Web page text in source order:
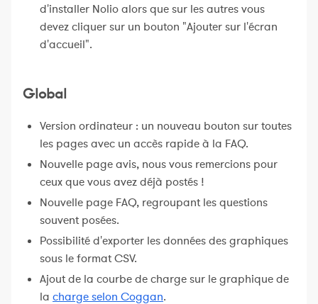
d'installer Nolio alors que sur les autres vous
devez cliquer sur un bouton "Ajouter sur l'écran
d'accueil".
Global
Version ordinateur : un nouveau bouton sur toutes
les pages avec un accès rapide à la FAQ.
Nouvelle page avis, nous vous remercions pour
ceux que vous avez déjà postés !
Nouvelle page FAQ, regroupant les questions
souvent posées.
Possibilité d'exporter les données des graphiques
sous le format CSV.
Ajout de la courbe de charge sur le graphique de
la charge selon Coggan.